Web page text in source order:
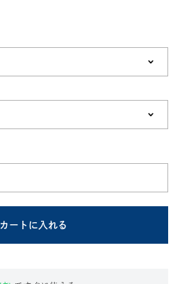
カートに入れる